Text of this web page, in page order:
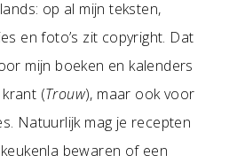
op al mijn teksten,
en foto’s zit copyright. Dat
mijn boeken en kalenders
(Trouw), maar ook voor
Natuurlijk mag je recepten
bewaren of een